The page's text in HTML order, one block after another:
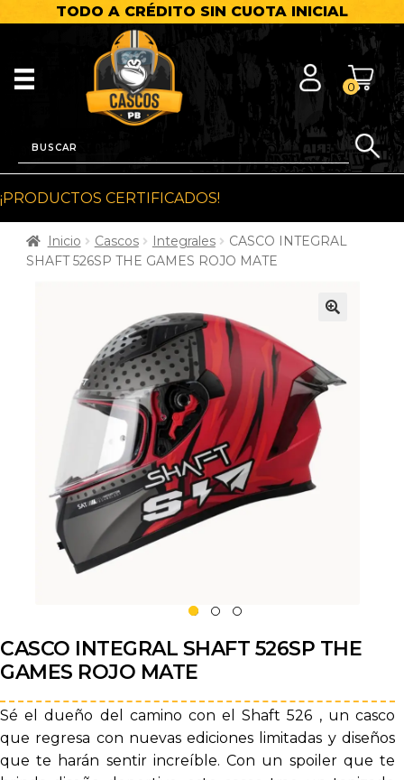
TODO A CRÉDITO SIN CUOTA INICIAL
0
¡PRODUCTOS CERTIFICADOS!
Inicio Cascos Integrales
CASCO INTEGRAL
SHAFT 526SP THE GAMES ROJO MATE
CASCO INTEGRAL SHAFT 526SP THE
GAMES ROJO MATE
Sé el dueño del camino con el Shaft 526 , un casco
que regresa con nuevas ediciones limitadas y diseños
que te harán sentir increíble. Con un spoiler que te